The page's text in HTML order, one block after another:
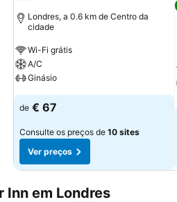
Londres, a 0.6 km de Centro da
cidade
Wi-Fi grátis
A/C
Ginásio
de € 67
Consulte os preços de 10 sites
Ver preços
Inn em Londres